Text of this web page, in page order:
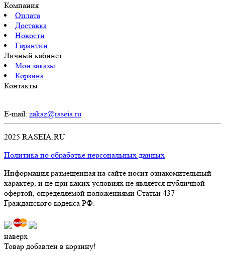
Компания
Оплата
Доставка
Новости
Гарантии
Личный кабинет
Мои заказы
Корзина
Контакты
E-mail: zakaz@raseia.ru
2025 RASEIA.RU
Политика по обработке персональных данных
Информация размещенная на сайте носит ознакомительный
характер, и не при каких условиях не является публичной
офертой, определяемой положениями Статьи 437
Гражданского кодекса РФ.
наверх
Товар добавлен в корзину!